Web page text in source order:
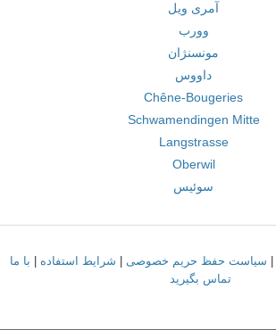
آمری ویل
وورب
مونسنژان
داووس
Chêne-Bougeries
Schwamendingen Mitte
Langstrasse
Oberwil
سوئیس
سیاست حفظ حریم خصوصی شرایط استفاده
با ما
تماس بگیرید